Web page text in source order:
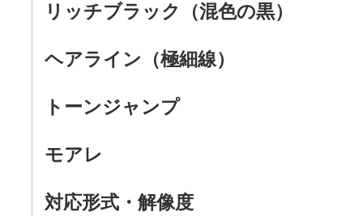
リッチブラック（混色の黒）
ヘアライン（極細線）
トーンジャンプ
モアレ
対応形式・解像度